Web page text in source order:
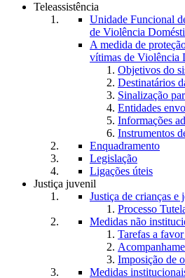
Teleassistência
Unidade Funcional
de Violência
A medida de
vítimas de Violência
Objetivos do
Destinatários
Sinalização
Entidades
Informações
Instrumentos
Enquadramento
Legislação
Ligações úteis
Justiça juvenil
Justiça de crianças e
Processo
Medidas não
Tarefas a
Imposição de
Medidas